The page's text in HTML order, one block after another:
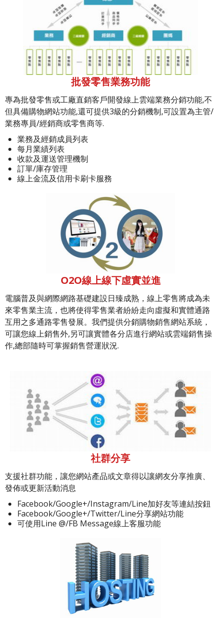
批發零售業務功能
專為批發零售或工廠直銷客戶開發線上雲端業務分銷功能,不
但具備購物網站功能,還可提供3級的分銷機制,可設置為主管/
業務專員/經銷商或零售商等.
業務及經銷成員列表
每月業績列表
收款及運送管理機制
訂單/庫存管理
線上金流及信用卡刷卡服務
O2O線上線下虛實並進
電腦普及與網際網路基礎建設日臻成熟，線上零售將成為未
來零售業主流，也將使得零售業者紛紛走向虛擬和實體通路
互用之多通路零售發展。我們提供分銷購物銷售網站系統，
可讓您線上銷售外,另可讓實體各分店進行網站或雲端銷售操
作,總部隨時可掌握銷售營運狀況.
社群分享
支援社群功能，讓您網站產品或文章得以讓網友分享推廣、
發佈或更新活動消息
Facebook/Google+/Instagram/Line加好友等連結按鈕
Facebook/Google+/Twitter/Line分享網站功能
可使用Line @/FB Message線上客服功能